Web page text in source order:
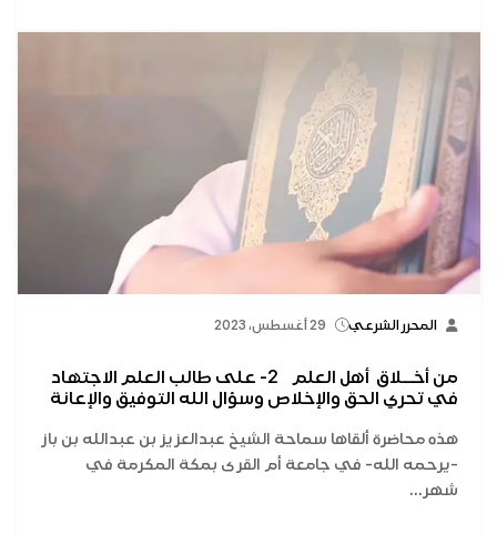
المحرر الشرعي 29 أغسطس، 2023
من أخــلاق أهل العلم 2- على طالب العلم الاجتهاد
في تحري الحق والإخلاص وسؤال الله التوفيق والإعانة
هذه محاضرة ألقاها سماحة الشيخ عبدالعزيز بن عبدالله بن باز
-يرحمه الله- في جامعة أم القرى بمكة المكرمة في
شهر...